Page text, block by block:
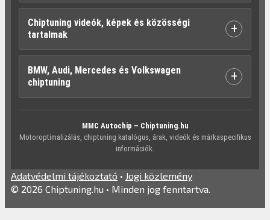
Chiptuning videók, képek és közösségi
tartalmak
+
BMW, Audi, Mercedes és Volkswagen
chiptuning
+
MMC Autochip – Chiptuning.hu
Motoroptimalizálás, chiptuning katalógus, árak, videók és márkaspecifikus
információk.
Adatvédelmi tájékoztató • Jogi közlemény
© 2026 Chiptuning.hu • Minden jog fenntartva.